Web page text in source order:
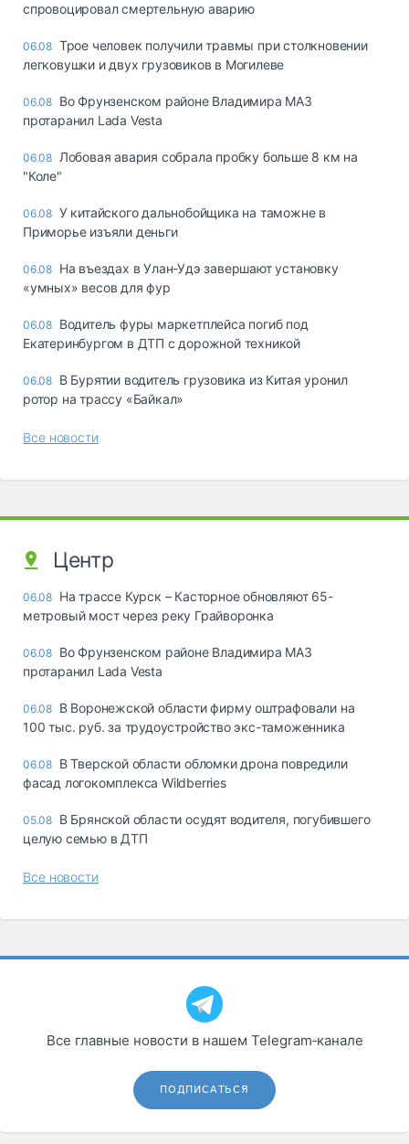
спровоцировал смертельную аварию
06.08 Трое человек получили травмы при столкновении
легковушки и двух грузовиков в Могилеве
06.08 Во Фрунзенском районе Владимира МАЗ
протаранил Lada Vesta
06.08 Лобовая авария собрала пробку больше 8 км на
"Коле"
06.08 У китайского дальнобойщика на таможне в
Приморье изъяли деньги
06.08 Ha въeздax в Улaн-Удэ зaвepшaют ycтaнoвкy
«yмныx» вecoв для фyp
06.08 Водитель фуры маркетплейса погиб под
Екатеринбургом в ДТП с дорожной техникой
06.08 В Бурятии водитель грузовика из Китая уронил
ротор на трассу «Байкал»
Все новости
Центр
06.08 На трассе Курск – Касторное обновляют 65-
метровый мост через реку Грайворонка
06.08 Во Фрунзенском районе Владимира МАЗ
протаранил Lada Vesta
06.08 В Воронежской области фирму оштрафовали на
100 тыс. руб. за трудоустройство экс-таможенника
06.08 В Тверской области обломки дрона повредили
фасад логокомплекса Wildberries
05.08 В Брянской области осудят водителя, погубившего
целую семью в ДТП
Все новости
Все главные новости в нашем Telegram‑канале
ПОДПИСАТЬСЯ